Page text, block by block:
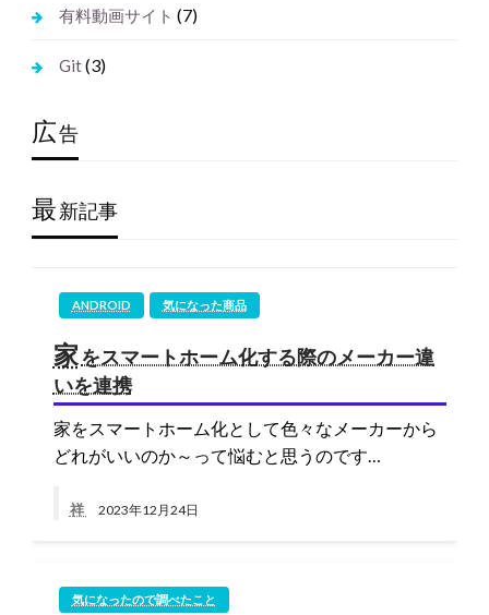
有料動画サイト (7)
Git(3)
広告
最新記事
ANDROID 気になった商品
家をスマートホーム化する際のメーカー違
いを連携
家をスマートホーム化として色々なメーカーから
どれがいいのか～って悩むと思うのです…
祥 2023年12月24日
気になったので調べたこと